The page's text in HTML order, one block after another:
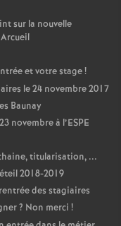
sur la nouvelle
et votre stage!
le 24 novembre 2017
Baunay
novembre à l’ESPE
titularisation, ...
2018-2019
des stagiaires
? Non merci !